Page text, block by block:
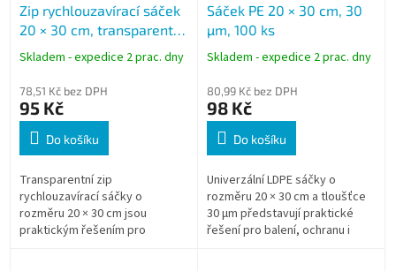
Zip rychlouzavírací sáček
20 × 30 cm, transparentní,
LDPE, 100 ks
Skladem - expedice 2 prac. dny
78,51 Kč bez DPH
95 Kč
Do košíku
Transparentní zip
rychlouzavírací sáčky o
rozměru 20 × 30 cm jsou
praktickým řešením pro
Sáček PE 20 × 30 cm, 30
µm, 100 ks
Skladem - expedice 2 prac. dny
80,99 Kč bez DPH
98 Kč
Do košíku
Univerzální LDPE sáčky o
rozměru 20 × 30 cm a tloušťce
30 µm představují praktické
řešení pro balení, ochranu i